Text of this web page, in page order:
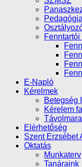
E-Napló
Kérelmek
Betegség
Kérelem
Elérhetőség
Szent Erzsébet
Oktatás
Munkaterv
Tanáraink